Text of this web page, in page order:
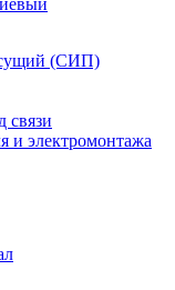
(СИП)
связи
и электромонтажа